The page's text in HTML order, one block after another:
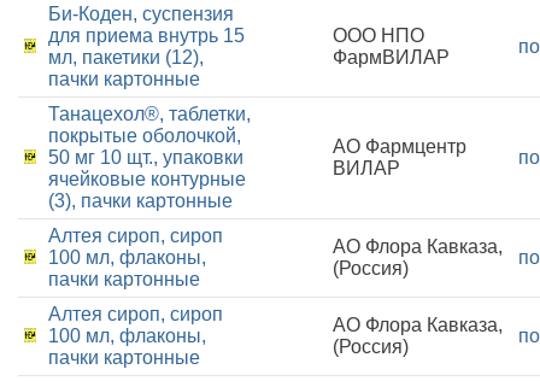
Би-Коден, суспензия
для приема внутрь 15
мл, пакетики (12),
пачки картонные
ООО НПО
ФармВИЛАР
Танацехол®, таблетки,
покрытые оболочкой,
50 мг 10 щт., упаковки
ячейковые контурные
(3), пачки картонные
АО Фармцентр
ВИЛАР
Алтея сироп, сироп
100 мл, флаконы,
пачки картонные
АО Флора Кавказа,
(Россия)
Алтея сироп, сироп
100 мл, флаконы,
пачки картонные
АО Флора Кавказа,
(Россия)